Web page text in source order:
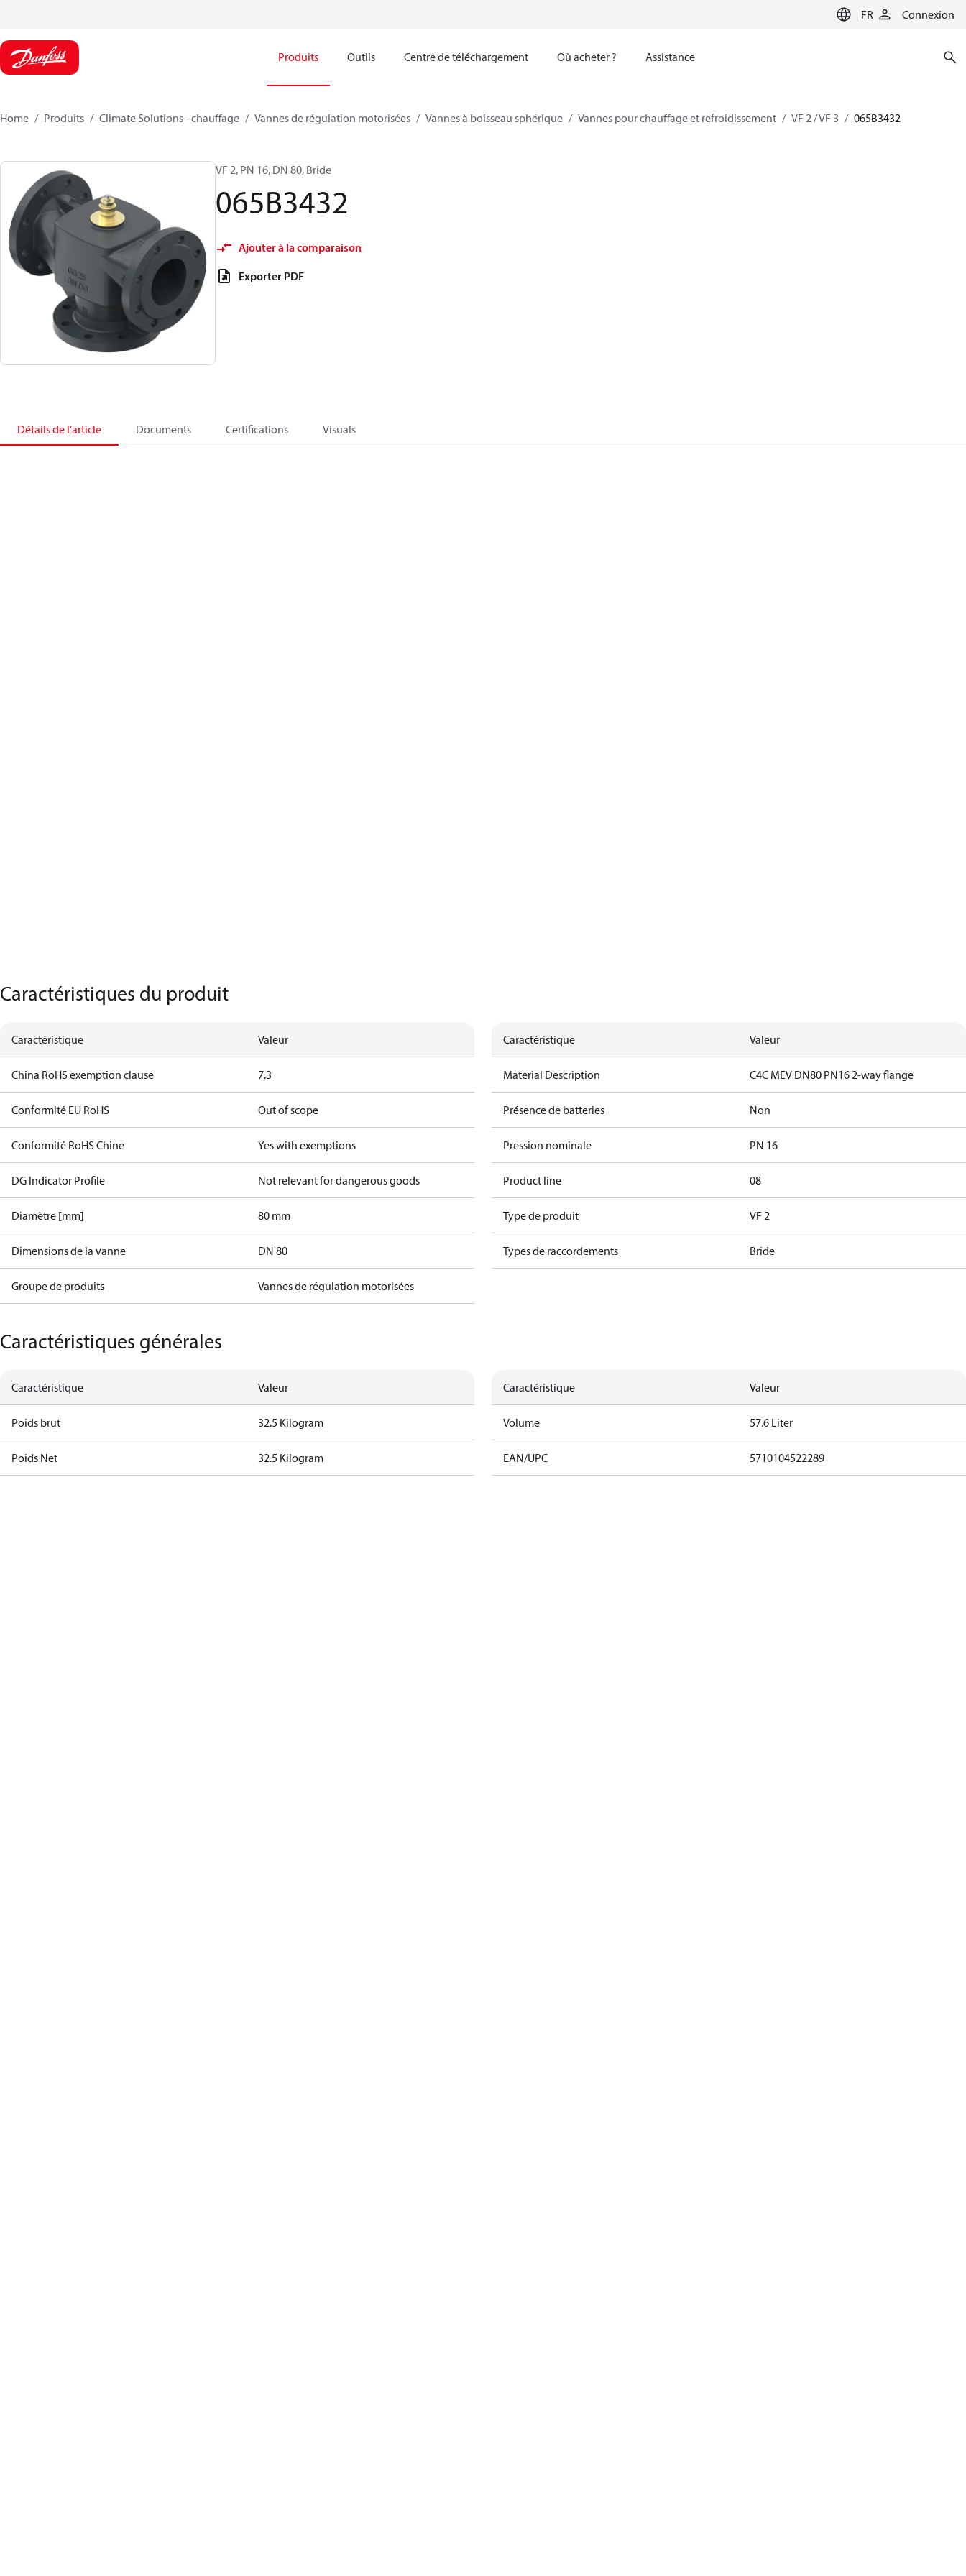
FR Connexion
Produits Outils Centre de téléchargement Où acheter ? Assistance
Home Produits Climate Solutions - chauffage Vannes de régulation motorisées Vannes à boisseau sphérique Vannes pour chauffage et refroidissement VF 2 / VF 3 065B3432
VF 2, PN 16, DN 80, Bride
065B3432
Ajouter à la comparaison
Exporter PDF
Détails de l’article Documents Certifications Visuals
Caractéristiques du produit
Caractéristique Valeur
China RoHS exemption clause 7.3
Conformité EU RoHS Out of scope
Conformité RoHS Chine Yes with exemptions
DG Indicator Profile Not relevant for dangerous goods
Diamètre [mm] 80 mm
Dimensions de la vanne DN 80
Groupe de produits Vannes de régulation motorisées
Caractéristique Valeur
Material Description C4C MEV DN80 PN16 2-way flange
Présence de batteries Non
Pression nominale PN 16
Product line 08
Type de produit VF 2
Types de raccordements Bride
Caractéristiques générales
Caractéristique Valeur
Poids brut 32.5 Kilogram
Poids Net 32.5 Kilogram
Caractéristique Valeur
Volume 57.6 Liter
EAN/UPC 5710104522289